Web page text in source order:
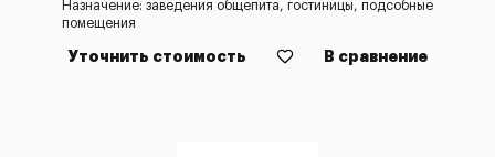
Назначение: заведения общепита, гостиницы, подсобные
помещения
Уточнить стоимость В сравнение